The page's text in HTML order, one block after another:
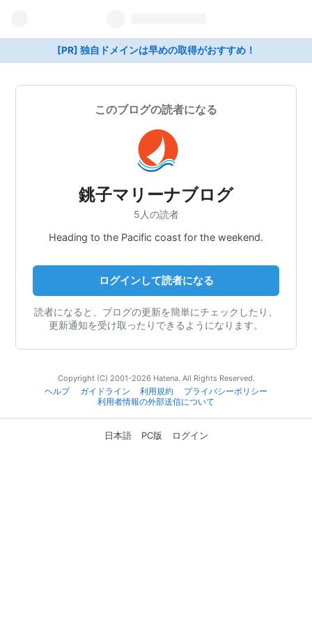
[PR] 独自ドメインは早めの取得がおすすめ！
このブログの読者になる
銚子マリーナブログ
5人の読者
Heading to the Pacific coast for the weekend.
ログインして読者になる
読者になると、ブログの更新を簡単にチェックしたり、
更新通知を受け取ったりできるようになります。
Copyright (C) 2001-2026 Hatena. All Rights Reserved.
ヘルプ
ガイドライン 利用規約
プライバシーポリシー
利用者情報の外部送信について
日本語 PC版 ログイン